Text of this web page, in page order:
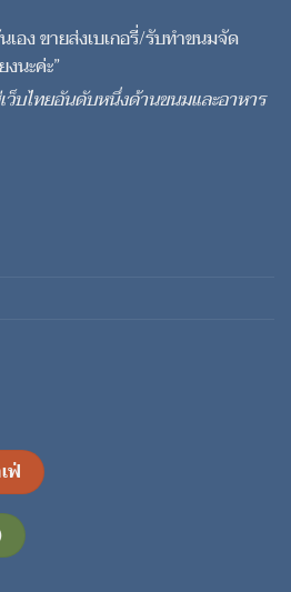
เอง ขายส่งเบเกอรี่/รับทำขนมจัด
นะค่ะ”
บไทยอันดับหนึ่งด้านขนมและอาหาร
ฟ่